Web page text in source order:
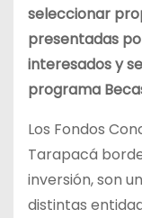
seleccionar
presentadas
interesados y
programa
Los Fondos
Tarapacá
inversión, son
distintas